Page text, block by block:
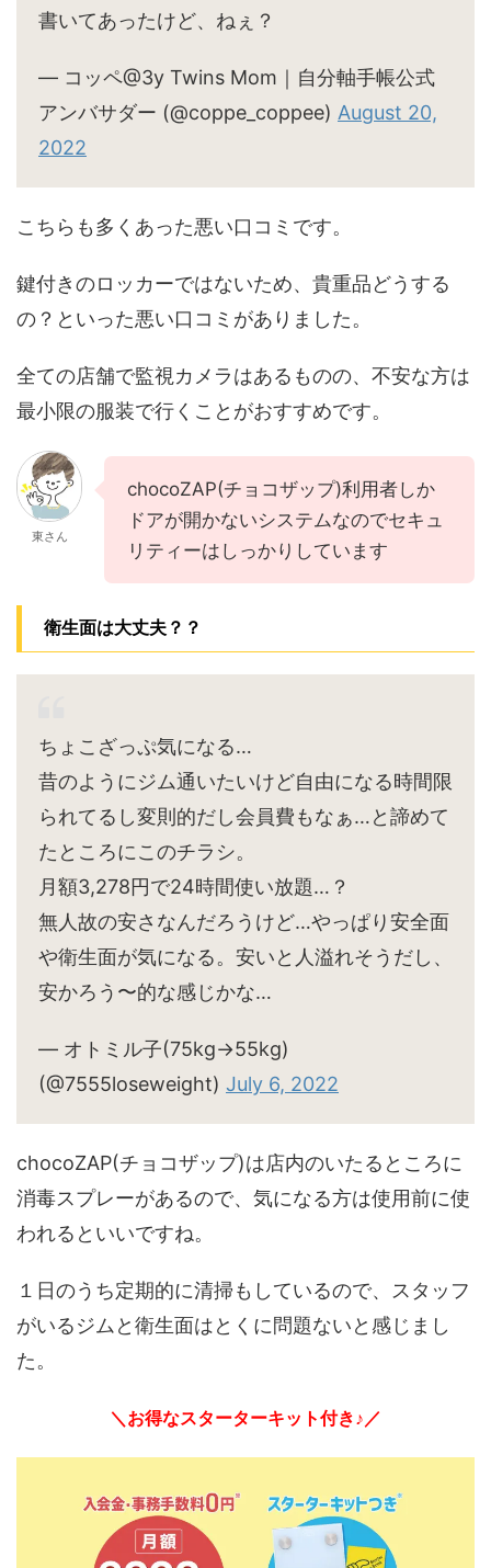
書いてあったけど、ねぇ？
— コッペ@3y Twins Mom｜自分軸手帳公式
アンバサダー (@coppe_coppee) August 20,
2022
こちらも多くあった悪い口コミです。
鍵付きのロッカーではないため、貴重品どうする
の？といった悪い口コミがありました。
全ての店舗で監視カメラはあるものの、不安な方は
最小限の服装で行くことがおすすめです。
東さん
chocoZAP(チョコザップ)利用者しか
ドアが開かないシステムなのでセキュ
リティーはしっかりしています
衛生面は大丈夫？？
ちょこざっぷ気になる…
昔のようにジム通いたいけど自由になる時間限
られてるし変則的だし会員費もなぁ…と諦めて
たところにこのチラシ。
月額3,278円で24時間使い放題…？
無人故の安さなんだろうけど…やっぱり安全面
や衛生面が気になる。安いと人溢れそうだし、
安かろう〜的な感じかな…
— オトミル子(75kg→55kg)
(@7555loseweight) July 6, 2022
chocoZAP(チョコザップ)は店内のいたるところに
消毒スプレーがあるので、気になる方は使用前に使
われるといいですね。
１日のうち定期的に清掃もしているので、スタッフ
がいるジムと衛生面はとくに問題ないと感じまし
た。
＼お得なスターターキット付き♪／